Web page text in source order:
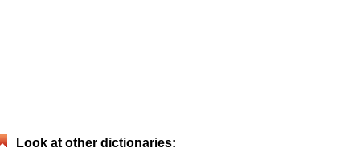
Look at other dictionaries: